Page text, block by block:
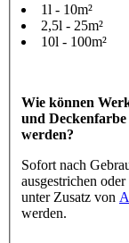
1l - 10m²
2,5l - 25m²
10l - 100m²
Wie können
und
werden?
Sofort nach
ausgestrichen
unter Zusatz von
werden.